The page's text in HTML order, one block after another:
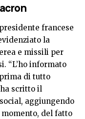
francese
la
e missili per
“L’ho informato
di tutto
scritto il
aggiungendo
del fatto